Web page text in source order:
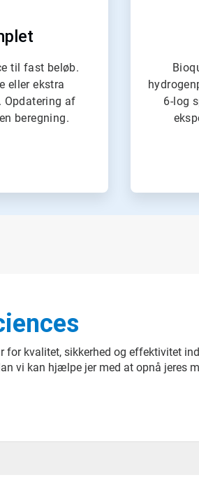
til fast beløb.
eller ekstra
Opdatering af
beregning.
6-log
for kvalitet, sikkerhed og effektivitet
vi kan hjælpe jer med at opnå jeres